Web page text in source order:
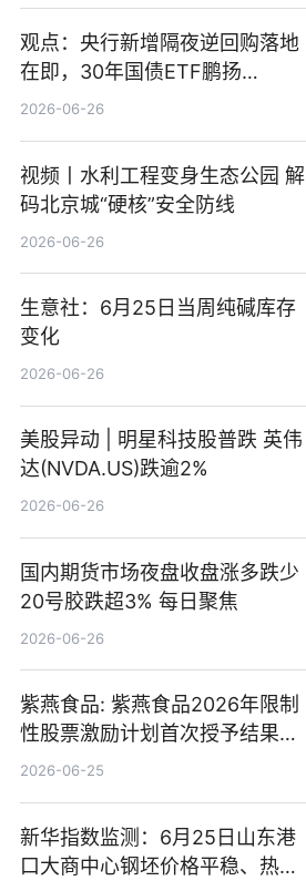
观点：央行新增隔夜逆回购落地
在即，30年国债ETF鹏扬
(511090) 盘中小幅上涨
2026-06-26
视频丨水利工程变身生态公园 解
码北京城“硬核”安全防线
2026-06-26
生意社：6月25日当周纯碱库存
变化
2026-06-26
美股异动 | 明星科技股普跌 英伟
达(NVDA.US)跌逾2%
2026-06-26
国内期货市场夜盘收盘涨多跌少
20号胶跌超3% 每日聚焦
2026-06-26
紫燕食品: 紫燕食品2026年限制
性股票激励计划首次授予结果公
告-微资讯
2026-06-25
新华指数监测：6月25日山东港
口大商中心钢坯价格平稳、热轧